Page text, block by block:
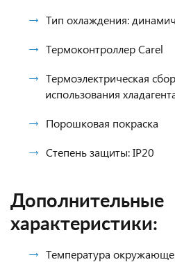
Тип охлаждения:
Термоконтроллер Carel
Термоэлектрическая
использования
Порошковая покраска
Степень защиты: IP20
Дополнительные
характеристики:
Температура